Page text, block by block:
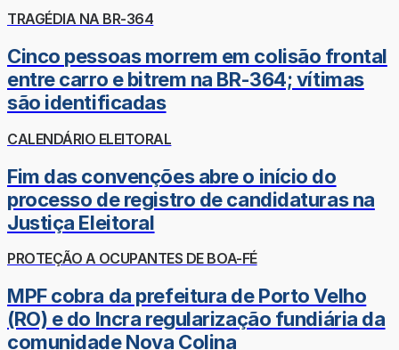
TRAGÉDIA NA BR-364
Cinco pessoas morrem em colisão frontal
entre carro e bitrem na BR-364; vítimas
são identificadas
CALENDÁRIO ELEITORAL
Fim das convenções abre o início do
processo de registro de candidaturas na
Justiça Eleitoral
PROTEÇÃO A OCUPANTES DE BOA-FÉ
MPF cobra da prefeitura de Porto Velho
(RO) e do Incra regularização fundiária da
comunidade Nova Colina